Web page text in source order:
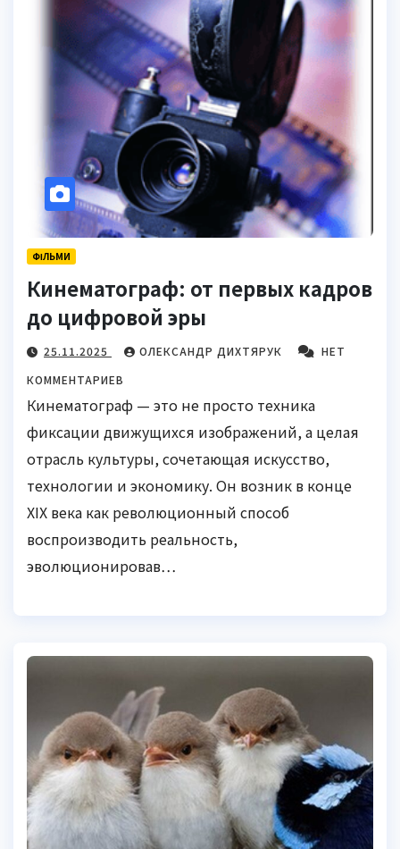
ФІЛЬМИ
Кинематограф: от первых кадров
до цифровой эры
25.11.2025 ОЛЕКСАНДР ДИХТЯРУК
НЕТ
КОММЕНТАРИЕВ
Кинематограф — это не просто техника
фиксации движущихся изображений, а целая
отрасль культуры, сочетающая искусство,
технологии и экономику. Он возник в конце
XIX века как революционный способ
воспроизводить реальность,
эволюционировав…